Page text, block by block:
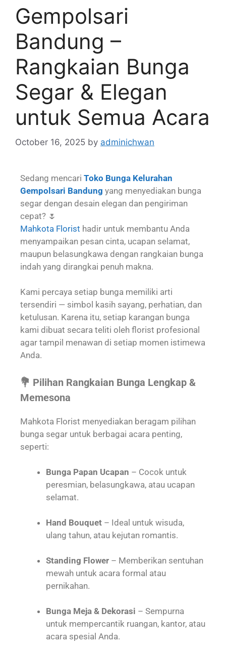
Gempolsari
Bandung –
Rangkaian Bunga
Segar & Elegan
untuk Semua Acara
October 16, 2025 by adminichwan
Sedang mencari Toko Bunga Kelurahan
Gempolsari Bandung yang menyediakan bunga
segar dengan desain elegan dan pengiriman
cepat? 🌷
Mahkota Florist hadir untuk membantu Anda
menyampaikan pesan cinta, ucapan selamat,
maupun belasungkawa dengan rangkaian bunga
indah yang dirangkai penuh makna.
Kami percaya setiap bunga memiliki arti
tersendiri — simbol kasih sayang, perhatian, dan
ketulusan. Karena itu, setiap karangan bunga
kami dibuat secara teliti oleh florist profesional
agar tampil menawan di setiap momen istimewa
Anda.
💐 Pilihan Rangkaian Bunga Lengkap &
Memesona
Mahkota Florist menyediakan beragam pilihan
bunga segar untuk berbagai acara penting,
seperti:
Bunga Papan Ucapan – Cocok untuk
peresmian, belasungkawa, atau ucapan
selamat.
Hand Bouquet – Ideal untuk wisuda,
ulang tahun, atau kejutan romantis.
Standing Flower – Memberikan sentuhan
mewah untuk acara formal atau
pernikahan.
Bunga Meja & Dekorasi – Sempurna
untuk mempercantik ruangan, kantor, atau
acara spesial Anda.